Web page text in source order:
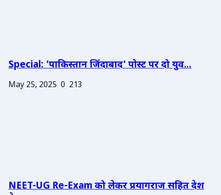
Special: 'पाकिस्तान जिंदाबाद' पोस्ट पर दो युव...
May 25, 2025 0 213
NEET-UG Re-Exam को लेकर प्रयागराज सहित देश